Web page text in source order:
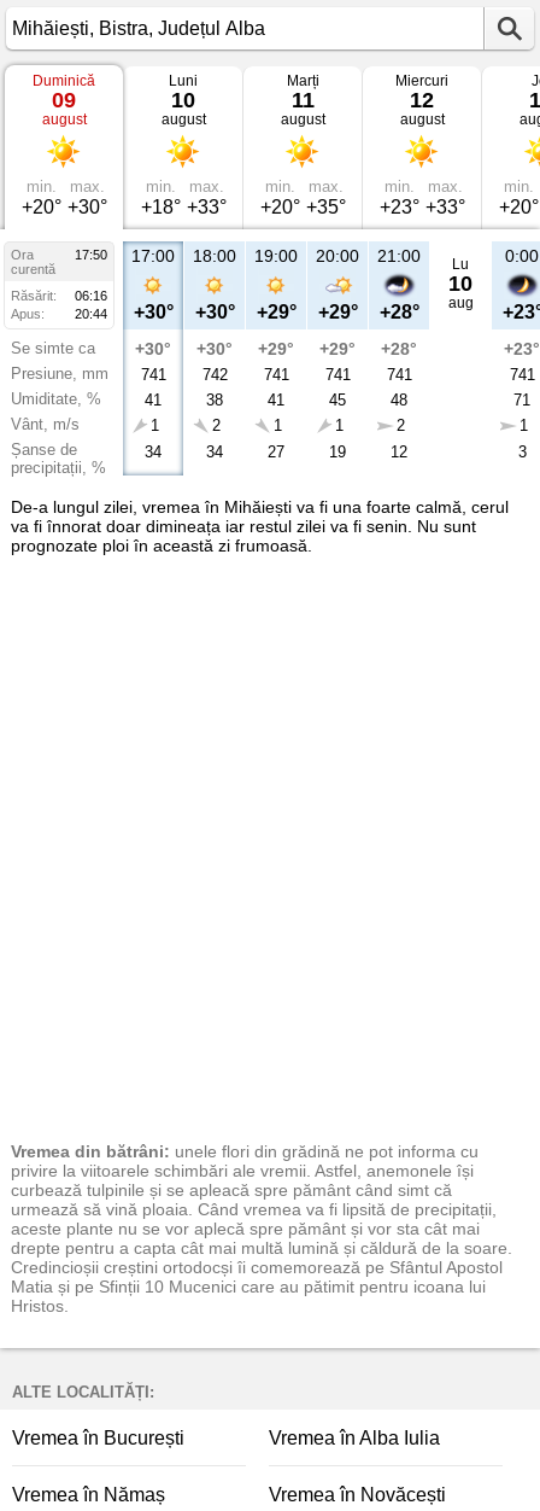
Vremea
Mihăiești
Bistra,
Județul
Duminică
09
august
min.
+20°
max.
+30°
Luni
10
august
min.
+18°
max.
+33°
Marți
11
august
min.
+20°
max.
+35°
Miercuri
12
august
min.
+23°
max.
+33°
min.
+20°
Ora
17:50
curentă
Răsărit:
06:16
Apus:
20:44
Se simte ca
Presiune, mm
Umiditate, %
Vânt, m/s
Șanse de
precipitații, %
17:00
+30°
+30°
741
41
1
34
18:00
+30°
+30°
742
38
2
34
19:00
+29°
+29°
741
41
1
27
20:00
+29°
+29°
741
45
1
19
21:00
+28°
+28°
741
48
2
12
Lu
10
aug
0:00
+23°
741
71
1
3
De-a lungul zilei, vremea în Mihăiești va fi una foarte calmă, cerul
va fi înnorat doar dimineața iar restul zilei va fi senin. Nu sunt
prognozate ploi în această zi frumoasă.
Vremea din bătrâni: unele flori din grădină ne pot informa cu
privire la viitoarele schimbări ale vremii. Astfel, anemonele își
curbează tulpinile și se apleacă spre pământ când simt că
urmează să vină ploaia. Când vremea va fi lipsită de precipitații,
aceste plante nu se vor aplecă spre pământ și vor sta cât mai
drepte pentru a capta cât mai multă lumină și căldură de la soare.
Credincioșii creștini ortodocși îi comemorează pe Sfântul Apostol
Matia și pe Sfinții 10 Mucenici care au pătimit pentru icoana lui
Hristos.
ALTE LOCALITĂȚI:
Vremea în București Vremea în Alba Iulia
Vremea în Nămaș Vremea în Novăcești